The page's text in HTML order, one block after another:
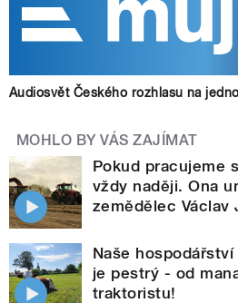
Audiosvět Českého rozhlasu na
MOHLO BY VÁS ZAJÍMAT
Pokud pracujeme
vždy naději. Ona
zemědělec Václav
Naše
je pestrý - od
traktoristu!